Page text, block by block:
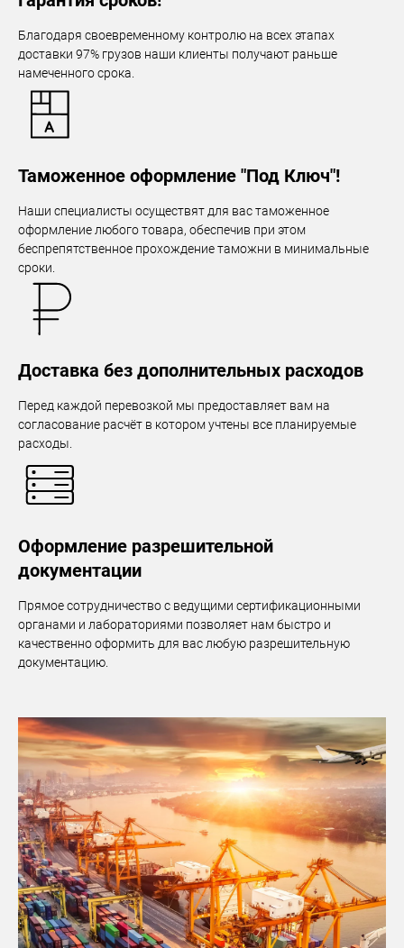
Благодаря своевременному контролю на всех этапах
доставки 97% грузов наши клиенты получают раньше
намеченного срока.
Таможенное оформление "Под Ключ"!
Наши специалисты осуществят для вас таможенное
оформление любого товара, обеспечив при этом
беспрепятственное прохождение таможни в минимальные
сроки.
Доставка без дополнительных расходов
Перед каждой перевозкой мы предоставляет вам на
согласование расчёт в котором учтены все планируемые
расходы.
Оформление разрешительной
документации
Прямое сотрудничество с ведущими сертификационными
органами и лабораториями позволяет нам быстро и
качественно оформить для вас любую разрешительную
документацию.